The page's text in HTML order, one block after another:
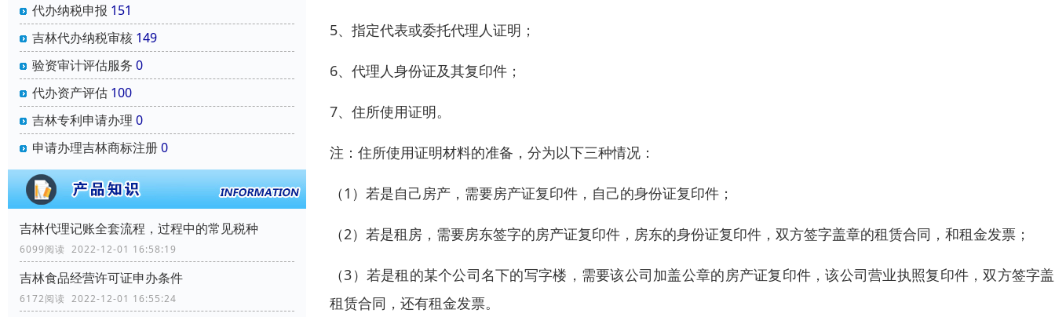
代办纳税申报 151
吉林代办纳税审核 149
验资审计评估服务 0
代办资产评估 100
吉林专利申请办理 0
申请办理吉林商标注册0
吉林代理记账全套流程，过程中的常见税种
6099阅读 2022-12-01 16:58:19
吉林食品经营许可证申办条件
6172阅读 2022-12-01 16:55:24
5、指定代表或委托代理人证明；
6、代理人身份证及其复印件；
7、住所使用证明。
注：住所使用证明材料的准备，分为以下三种情况：
（1）若是自己房产，需要房产证复印件，自己的身份证复印件；
（2）若是租房，需要房东签字的房产证复印件，房东的身份证复印件，双方签字盖章的租赁合同，和租金发票；
（3）若是租的某个公司名下的写字楼，需要该公司加盖公章的房产证复印件，该公司营业执照复印件，双方签字
租赁合同，还有租金发票。